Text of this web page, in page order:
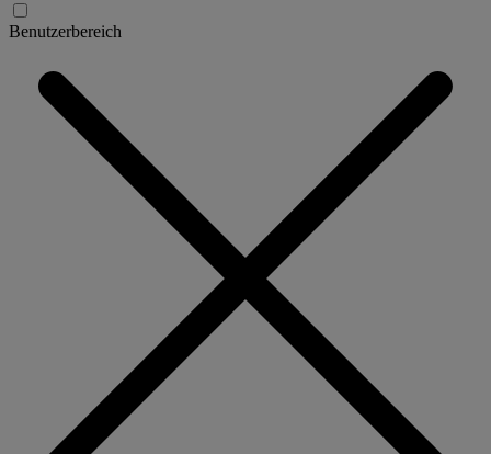
Benutzerbereich